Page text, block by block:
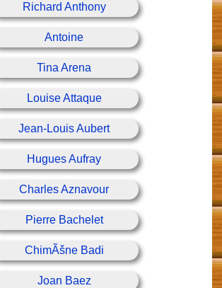
Richard Anthony
Antoine
Tina Arena
Louise Attaque
Jean-Louis Aubert
Hugues Aufray
Charles Aznavour
Pierre Bachelet
ChimÃšne Badi
Joan Baez